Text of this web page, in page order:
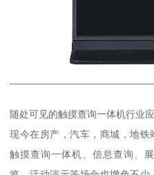
随处可见的触摸查询一体机行业
现今在房产，汽车，商城，地
触摸查询一体机、信息查询、